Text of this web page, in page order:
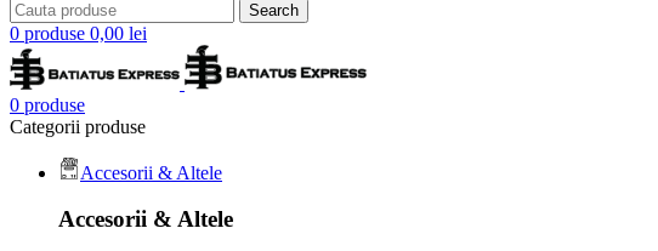
Search
0 produse 0,00 lei
0 produse
Categorii produse
Accesorii & Altele
Accesorii & Altele